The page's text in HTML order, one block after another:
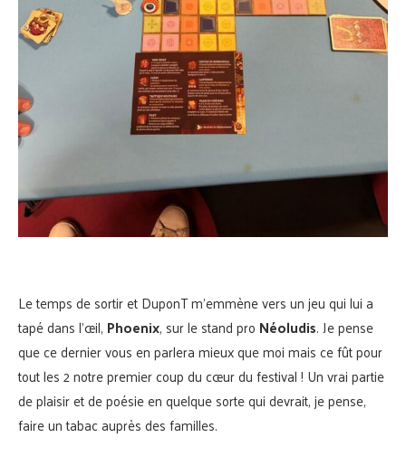
Le temps de sortir et DuponT m’emmène vers un jeu qui lui a
tapé dans l’œil, Phoenix, sur le stand pro Néoludis. Je pense
que ce dernier vous en parlera mieux que moi mais ce fût pour
tout les 2 notre premier coup du cœur du festival ! Un vrai partie
de plaisir et de poésie en quelque sorte qui devrait, je pense,
faire un tabac auprès des familles.